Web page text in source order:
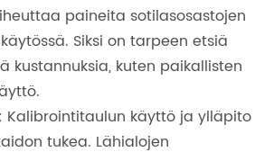
paineita sotilasosastojen
Siksi on tarpeen etsiä
kustannuksia, kuten paikallisten
Kalibrointitaulun käyttö ja ylläpito
tukea. Lähialojen